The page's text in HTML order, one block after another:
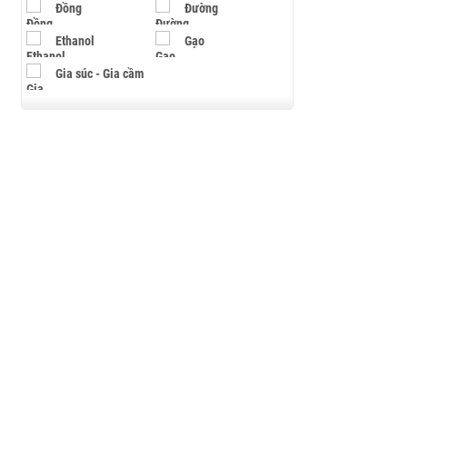
Đồng Đường
Ethanol Gạo
Gia súc - Gia cầm